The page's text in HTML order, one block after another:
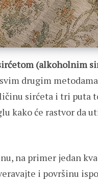
(alkoholnim
drugim metodama
sirćeta i tri puta
kako će rastvor da
na primer jedan
i površinu